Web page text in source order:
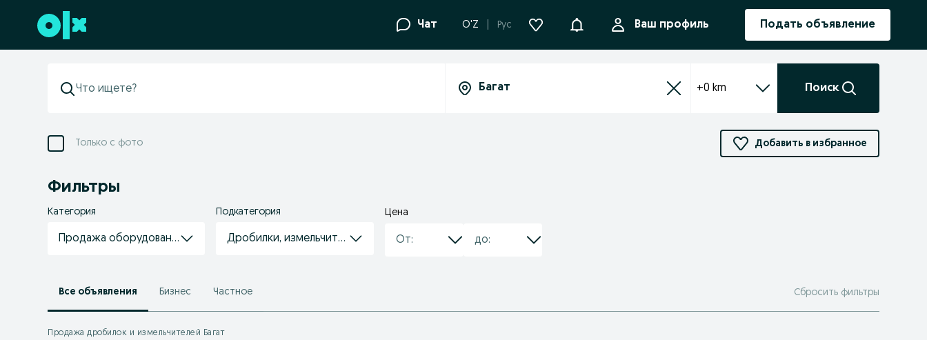
Перейти к нижнему колонтитулу Чат O'Z Рус УведомленияВаш профиль Подать объявление
+0 km Поиск
Только с фото Добавить в избранное
Фильтры
Категория
Продажа оборудования
Подкатегория
Дробилки, измельчители
Цена
Все объявления Бизнес Частное Сбросить фильтры
Продажа дробилок и измельчителей Багат